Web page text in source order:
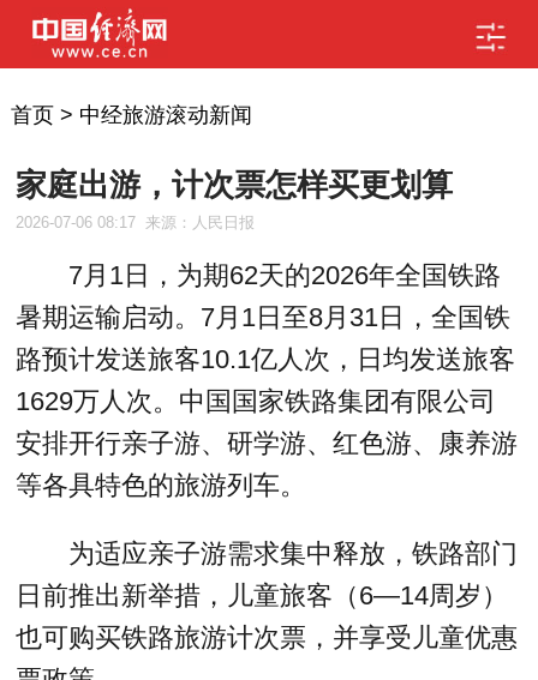
首页> 中经旅游滚动新闻
家庭出游，计次票怎样买更划算
2026-07-06 08:17 来源：人民日报
7月1日，为期62天的2026年全国铁路
暑期运输启动。7月1日至8月31日，全国铁
路预计发送旅客10.1亿人次，日均发送旅客
1629万人次。中国国家铁路集团有限公司
安排开行亲子游、研学游、红色游、康养游
等各具特色的旅游列车。
为适应亲子游需求集中释放，铁路部门
日前推出新举措，儿童旅客（6—14周岁）
也可购买铁路旅游计次票，并享受儿童优惠